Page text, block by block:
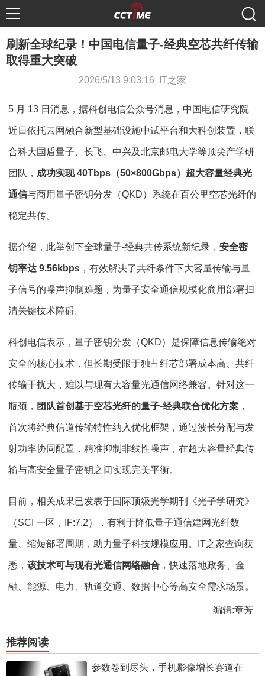
刷新全球纪录！中国电信量子-经典空芯共纤传输
取得重大突破
2026/5/13 9:03:16 IT之家
5 月 13 日消息，据科创电信公众号消息，中国电信研究院
近日依托云网融合新型基础设施中试平台和大科创装置，联
合科大国盾量子、长飞、中兴及北京邮电大学等顶尖产学研
团队， 成功实现 40Tbps（50×800Gbps）超大容量经典光
通信与商用量子密钥分发（QKD）系统在百公里空芯光纤的
稳定共传。
据介绍，此举创下全球量子-经典共传系统新纪录， 安全密
钥率达 9.56kbps ，有效解决了共纤条件下大容量传输与量
子信号的噪声抑制难题，为量子安全通信规模化商用部署扫
清关键技术障碍。
科创电信表示，量子密钥分发（QKD）是保障信息传输绝对
安全的核心技术，但长期受限于独占纤芯部署成本高、共纤
传输干扰大，难以与现有大容量光通信网络兼容。针对这一
瓶颈， 团队首创基于空芯光纤的量子-经典联合优化方案 ，
首次将经典信道传输特性纳入优化框架，通过波长分配与发
射功率协同配置，精准抑制非线性噪声，在超大容量经典传
输与高安全量子密钥之间实现完美平衡。
目前，相关成果已发表于国际顶级光学期刊《光子学研究》
（SCI 一区，IF:7.2），有利于降低量子通信建网光纤数
量、缩短部署周期，助力量子科技规模应用。IT之家查询获
悉， 该技术可与现有光通信网络融合 ，快速落地政务、金
融、能源、电力、轨道交通、数据中心等高安全需求场景。
编辑:章芳
推荐阅读
参数卷到尽头，手机影像增长赛道在